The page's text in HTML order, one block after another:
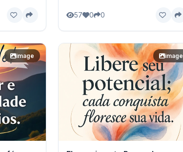
57 0 0
image image